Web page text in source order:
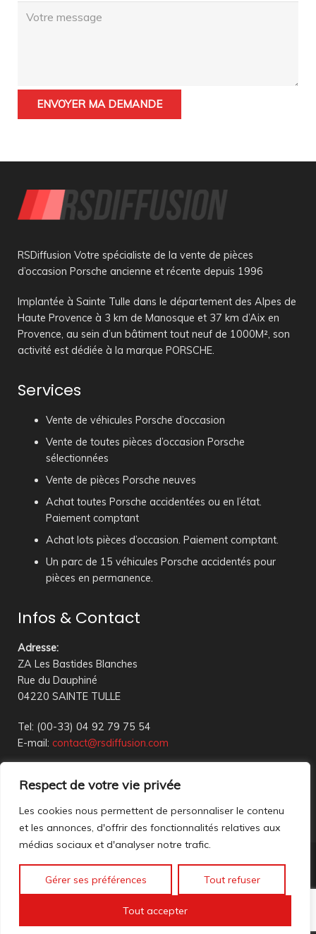
Respect de votre vie privée
Les cookies nous permettent de personnaliser le contenu
et les annonces, d'offrir des fonctionnalités relatives aux
médias sociaux et d'analyser notre trafic.
Gérer ses préférences Tout refuser
Tout accepter
RSDiffusion Votre spécialiste de la vente de pièces
d’occasion Porsche ancienne et récente depuis 1996
Implantée à Sainte Tulle dans le département des Alpes de
Haute Provence à 3 km de Manosque et 37 km d’Aix en
Provence, au sein d’un bâtiment tout neuf de 1000M², son
activité est dédiée à la marque PORSCHE.
Services
Vente de véhicules Porsche d’occasion
Vente de toutes pièces d’occasion Porsche
sélectionnées
Vente de pièces Porsche neuves
Achat toutes Porsche accidentées ou en l’état.
Paiement comptant
Achat lots pièces d’occasion. Paiement comptant.
Un parc de 15 véhicules Porsche accidentés pour
pièces en permanence.
Infos & Contact
Adresse:
ZA Les Bastides Blanches
Rue du Dauphiné
04220 SAINTE TULLE
Tel: (00-33) 04 92 79 75 54
E-mail: contact@rsdiffusion.com
18h00
Réception en magasin sur rendez-vous uniquement
Nous contacter
Mentions légales
Accéder à nos anciennes annonces